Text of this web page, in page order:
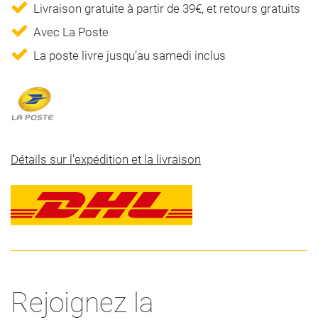
Livraison gratuite à partir de 39€, et retours gratuits
Avec La Poste
La poste livre jusqu’au samedi inclus
Détails sur l'expédition et la livraison
Rejoignez la